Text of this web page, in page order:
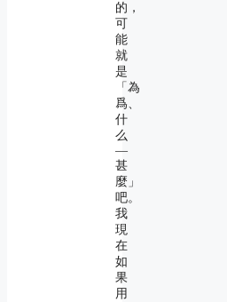
的，
可
能
就
是
「為
爲、
什
么
―
甚
麼」
吧。
我
現
在
如
果
用